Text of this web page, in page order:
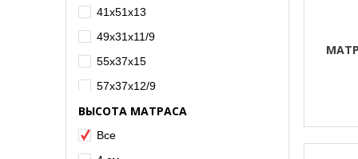
41x51x13
49x31x11/9
55x37x15
57x37x12/9
60x30x8
60x120
ВЫСОТА МАТРАСА
Все